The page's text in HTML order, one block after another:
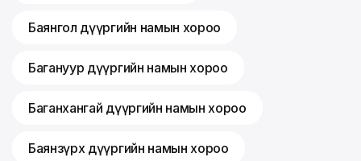
Баянгол дүүргийн намын хороо
Багануур дүүргийн намын хороо
Баганхангай дүүргийн намын хороо
Баянзүрх дүүргийн намын хороо